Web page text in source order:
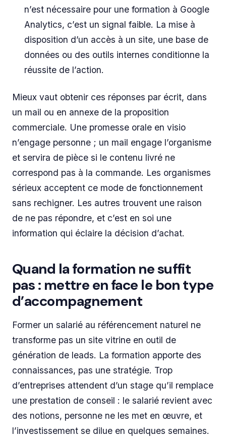
n’est nécessaire pour une formation à Google
Analytics, c’est un signal faible. La mise à
disposition d’un accès à un site, une base de
données ou des outils internes conditionne la
réussite de l’action.
Mieux vaut obtenir ces réponses par écrit, dans
un mail ou en annexe de la proposition
commerciale. Une promesse orale en visio
n’engage personne ; un mail engage l’organisme
et servira de pièce si le contenu livré ne
correspond pas à la commande. Les organismes
sérieux acceptent ce mode de fonctionnement
sans rechigner. Les autres trouvent une raison
de ne pas répondre, et c’est en soi une
information qui éclaire la décision d’achat.
Quand la formation ne suffit
pas : mettre en face le bon type
d’accompagnement
Former un salarié au référencement naturel ne
transforme pas un site vitrine en outil de
génération de leads. La formation apporte des
connaissances, pas une stratégie. Trop
d’entreprises attendent d’un stage qu’il remplace
une prestation de conseil : le salarié revient avec
des notions, personne ne les met en œuvre, et
l’investissement se dilue en quelques semaines.